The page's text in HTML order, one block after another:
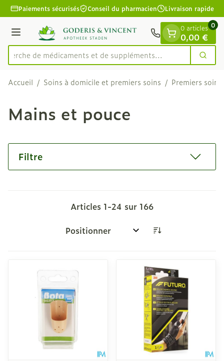
Aller au contenu
1 de 1
Paiements sécurisés Conseil du pharmacien Livraison rapide
Menu
Rechercher
Recherche de médicaments et
0 articles
0,00 €
0
Accueil / Soins à domicile et premiers soins / Premiers soins
Mains et pouce
Filtre
Articles 1-24 sur 166
Trier par: